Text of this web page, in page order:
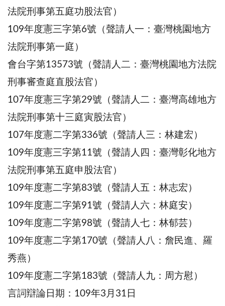
法院刑事第五庭功股法官）
109年度憲三字第6號（聲請人一：臺灣桃園地方
法院刑事第一庭）
會台字第13573號（聲請人二：臺灣桃園地方法院
刑事審查庭直股法官）
107年度憲三字第29號（聲請人二：臺灣高雄地方
法院刑事第十三庭寅股法官）
107年度憲二字第336號（聲請人三：林建宏）
109年度憲三字第11號（聲請人四：臺灣彰化地方
法院刑事第五庭申股法官）
109年度憲二字第83號（聲請人五：林志宏）
109年度憲二字第91號（聲請人六：林庭安）
109年度憲二字第98號（聲請人七：林郁芸）
109年度憲二字第170號（聲請人八：詹民進、羅
秀燕）
109年度憲二字第183號（聲請人九：周方慰）
言詞辯論日期：109年3月31日